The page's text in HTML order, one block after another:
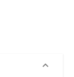
keyboard_arrow_down